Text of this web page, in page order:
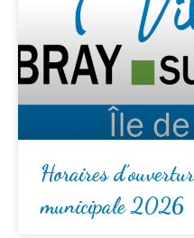
Horaires
municipale 2026